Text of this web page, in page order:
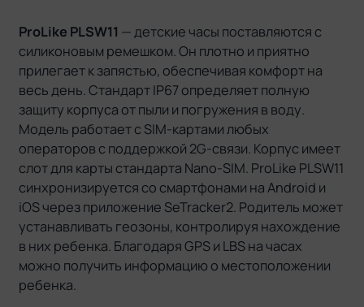
ProLike PLSW11 — детские часы поставляются с
силиконовым ремешком. Он плотно и приятно
прилегает к запястью, обеспечивая комфорт на
весь день. Стандарт IP67 определяет полную
защиту корпуса от пыли и погружения в воду.
Модель работает с SIM-картами любых
операторов с поддержкой 2G-связи. Корпус имеет
слот для карты стандарта Nano-SIM. ProLike PLSW11
синхронизируется со смартфонами на Android и
iOS через приложение SeTracker2. Родитель может
устанавливать геозоны, контролируя нахождение
в них ребенка. Благодаря GPS и LBS на часах
можно получить информацию о местоположении
ребенка.